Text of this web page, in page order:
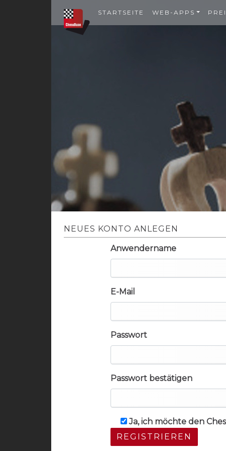
STARTSEITE WEB-APPS
NEUES KONTO ANLEGEN
Anwendername
E-Mail
Passwort
Passwort bestätigen
Ja, ich möchte den
REGISTRIEREN